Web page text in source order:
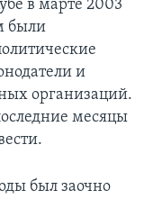
в марте 2003
были
и
организаций.
месяцы
был заочно